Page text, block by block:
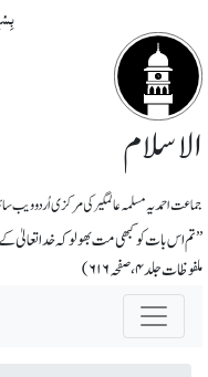
الاسلام
جماعت احمدیہ مسلمہ عالمگیر کی مرکزی اُردو ویب
’’تم اس بات کو کبھی مت بھولو کہ خداتعالیٰ
ملفوظات جلد ۴، صفحہ ۶۱۶)